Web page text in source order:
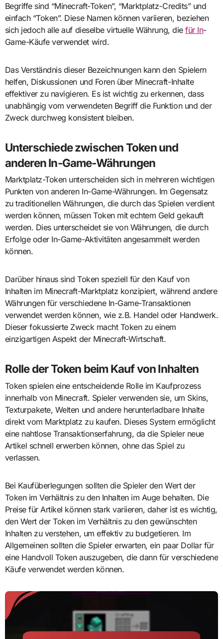
Begriffe sind “Minecraft-Token”, “Marktplatz-Credits” und
einfach “Token”. Diese Namen können variieren, beziehen
sich jedoch alle auf dieselbe virtuelle Währung, diefür In-
Game-Käufe verwendet wird.
Das Verständnis dieser Bezeichnungen kann den Spielern
helfen, Diskussionen und Foren über Minecraft-Inhalte
effektiver zu navigieren. Es ist wichtig zu erkennen, dass
unabhängig vom verwendeten Begriff die Funktion und der
Zweck durchweg konsistent bleiben.
Unterschiede zwischen Token und
anderen In-Game-Währungen
Marktplatz-Token unterscheiden sich in mehreren wichtigen
Punkten von anderen In-Game-Währungen. Im Gegensatz
zu traditionellen Währungen, die durch das Spielen verdient
werden können, müssen Token mit echtem Geld gekauft
werden. Dies unterscheidet sie von Währungen, die durch
Erfolge oder In-Game-Aktivitäten angesammelt werden
können.
Darüber hinaus sind Token speziell für den Kauf von
Inhalten im Minecraft-Marktplatz konzipiert, während andere
Währungen für verschiedene In-Game-Transaktionen
verwendet werden können, wie z.B. Handel oder Handwerk.
Dieser fokussierte Zweck macht Token zu einem
einzigartigen Aspekt der Minecraft-Wirtschaft.
Rolle der Token beim Kauf von Inhalten
Token spielen eine entscheidende Rolle im Kaufprozess
innerhalb von Minecraft. Spieler verwenden sie, um Skins,
Texturpakete, Welten und andere herunterladbare Inhalte
direkt vom Marktplatz zu kaufen. Dieses System ermöglicht
eine nahtlose Transaktionserfahrung, da die Spieler neue
Artikel schnell erwerben können, ohne das Spiel zu
verlassen.
Bei Kaufüberlegungen sollten die Spieler den Wert der
Token im Verhältnis zu den Inhalten im Auge behalten. Die
Preise für Artikel können stark variieren, daher ist es wichtig,
den Wert der Token im Verhältnis zu den gewünschten
Inhalten zu verstehen, um effektiv zu budgetieren. Im
Allgemeinen sollten die Spieler erwarten, ein paar Dollar für
eine Handvoll Token auszugeben, die dann für verschiedene
Käufe verwendet werden können.